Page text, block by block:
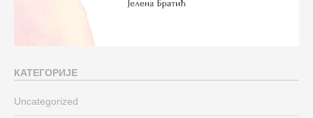
КАТЕГОРИЈЕ
Uncategorized